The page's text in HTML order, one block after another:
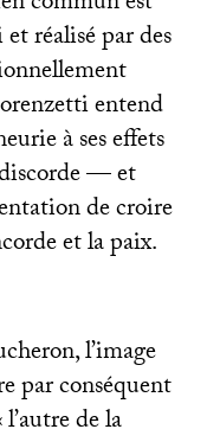
réalisé par des
entend
à ses effets
— et
de croire
et la paix.
l’image
par conséquent
l’autre de la